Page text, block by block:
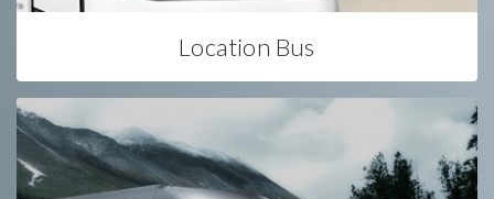
Location Bus